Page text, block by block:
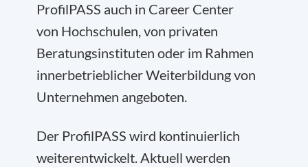
ProfilPASS auch in Career Center
von Hochschulen, von privaten
Beratungsinstituten oder im Rahmen
innerbetrieblicher Weiterbildung von
Unternehmen angeboten.
Der ProfilPASS wird kontinuierlich
weiterentwickelt. Aktuell werden